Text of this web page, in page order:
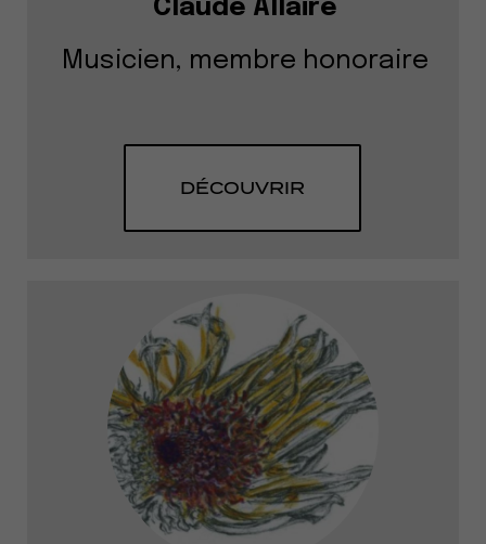
Claude Allaire
Musicien, membre honoraire
DÉCOUVRIR